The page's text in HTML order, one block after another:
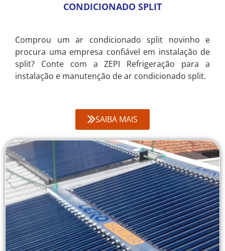
CONDICIONADO SPLIT
Comprou um ar condicionado split novinho e
procura uma empresa confiável em instalação de
split? Conte com a ZEPI Refrigeração para a
instalação e manutenção de ar condicionado split.
SAIBA MAIS